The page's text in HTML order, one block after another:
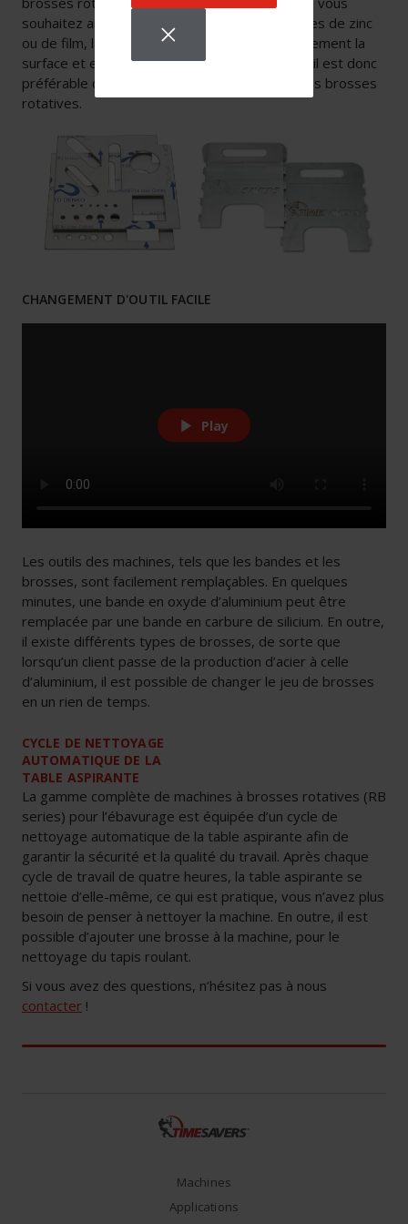
souhaitez arrondir les bords de pièces revêtues de zinc
ou de film, la bande abrasive poncerait normalement la
surface et enlèverait le revêtement ou le film, il est donc
préférable d’activer dans ce cas uniquement les brosses
rotatives.
CHANGEMENT D'OUTIL FACILE
Play
Les outils des machines, tels que les bandes et les
brosses, sont facilement remplaçables. En quelques
minutes, une bande en oxyde d’aluminium peut être
remplacée par une bande en carbure de silicium. En outre,
il existe différents types de brosses, de sorte que
lorsqu’un client passe de la production d’acier à celle
d’aluminium, il est possible de changer le jeu de brosses
en un rien de temps.
CYCLE DE NETTOYAGE
AUTOMATIQUE DE LA
TABLE ASPIRANTE
La gamme complète de machines à brosses rotatives (RB
series) pour l’ébavurage est équipée d’un cycle de
nettoyage automatique de la table aspirante afin de
garantir la sécurité et la qualité du travail. Après chaque
cycle de travail de quatre heures, la table aspirante se
nettoie d’elle-même, ce qui est pratique, vous n’avez plus
besoin de penser à nettoyer la machine. En outre, il est
possible d’ajouter une brosse à la machine, pour le
nettoyage du tapis roulant.
Si vous avez des questions, n’hésitez pas à nous
contacter !
Machines
Applications